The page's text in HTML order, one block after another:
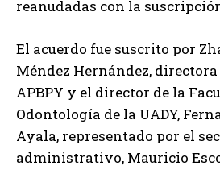
reanudadas con la
El acuerdo fue suscrito por
Méndez Hernández,
APBPY y el director de la
Odontología de la UADY,
Ayala, representado por el
administrativo, Mauricio